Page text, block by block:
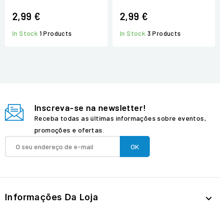
2,99 €
In Stock 1 Products
2,99 €
In Stock 3 Products
Inscreva-se na newsletter!
Receba todas as últimas informações sobre eventos,
promoções e ofertas.
Informações Da Loja 